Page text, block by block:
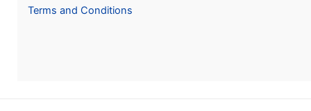
Terms and Conditions